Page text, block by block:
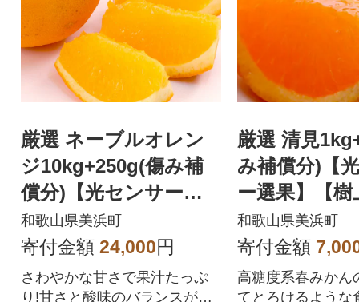
厳選 ネーブルオレン
ジ10kg+250g(傷み補
償分)【光センサー選
別】
和歌山県美浜町
寄付金額 24,000円
さわやかな甘さで果汁たっぷ
り!甘さと酸味のバランスが良
厳選 清見
み補償分)【
ー選果】【樹
よみオレン
ンゴール】
和歌山県美浜町
寄付金額
高糖度系春みかん
てとろけるような